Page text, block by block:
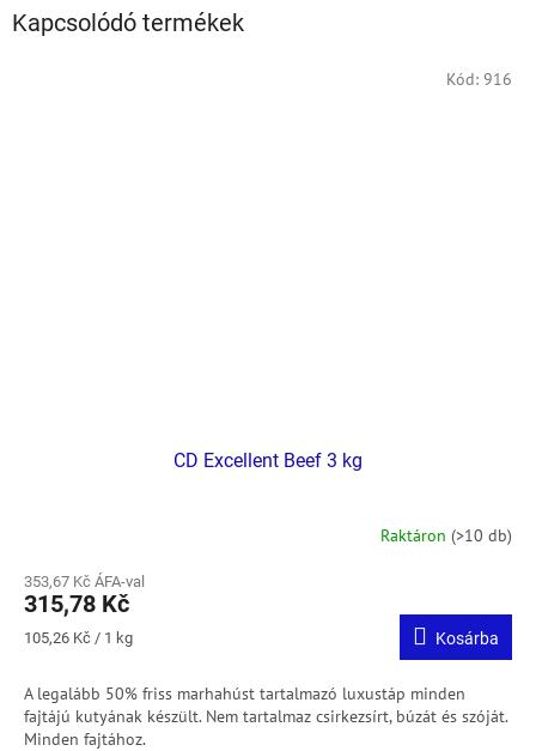
Kapcsolódó termékek
CD Excellent Beef 3 kg
Raktáron (>10 db)
353,67 Kč ÁFA-val
315,78 Kč
Egységár:
105,26 Kč / 1 kg Kosárba
A legalább 50% friss marhahúst tartalmazó luxustáp minden
fajtájú kutyának készült. Nem tartalmaz csirkezsírt, búzát és szóját.
Minden fajtához.
Kód: 916